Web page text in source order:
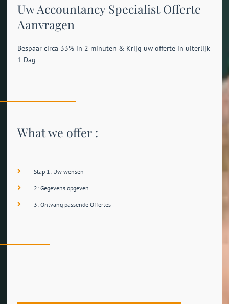
Uw Accountancy Specialist Offerte
Aanvragen
Bespaar circa 33% in 2 minuten & Krijg uw offerte in uiterlijk
1 Dag
What we offer :
Stap 1: Uw wensen
2: Gegevens opgeven
3: Ontvang passende Offertes